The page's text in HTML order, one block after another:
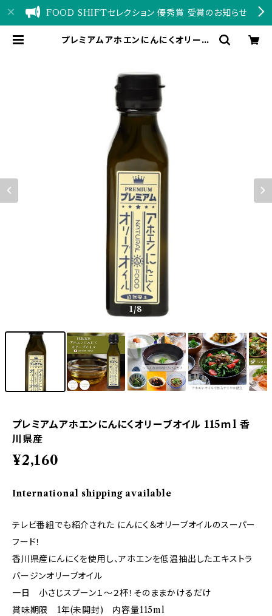
FOOD SHIFTセレクション 優秀賞 受賞のお知らせ
プレミアムアホエンにんにくオリーブ
1/8
プレミアムアホエンにんにくオリーブオイル 115ｍl 香
川県産
¥2,160
International shipping available
テレビ番組でも紹介された にんにく＆オリーブオイルのスーパー
フード！
香川県産にんにくを使用し、アホエンを低温抽出したエキストラ
バージンオリーブオイル
一日 小さじスプーン１～２杯！そのままかけるだけ
賞味期限 1年(未開封) 内容量115ml